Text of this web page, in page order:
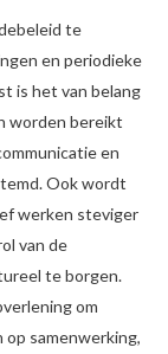
te
en periodieke
is het van belang
worden bereikt
en
Ook wordt
werken steviger
van de
te borgen.
om
samenwerking,